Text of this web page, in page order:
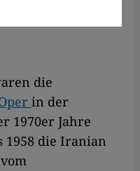
die
in der
1970er Jahre
die Iranian